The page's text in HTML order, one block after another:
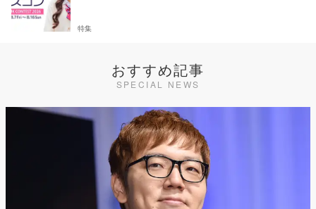
特集
おすすめ記事
SPECIAL NEWS